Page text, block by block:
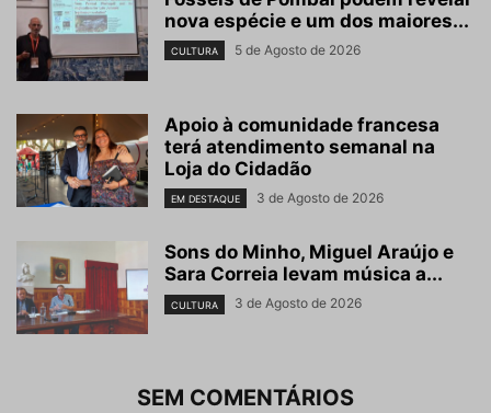
nova espécie e um dos maiores...
CULTURA 5 de Agosto de 2026
Apoio à comunidade francesa
terá atendimento semanal na
Loja do Cidadão
EM DESTAQUE 3 de Agosto de 2026
Sons do Minho, Miguel Araújo e
Sara Correia levam música a...
CULTURA 3 de Agosto de 2026
SEM COMENTÁRIOS